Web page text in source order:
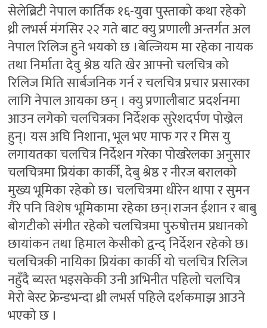
सेलेब्रिटी नेपाल कार्तिक १६-युवा पुस्ताको कथा रहेको
थ्री लभर्स मंगसिर २२ गते बाट क्यु प्रणाली अन्तर्गत अल
नेपाल रिलिज हुने भयको छ ।बेल्जियम मा रहेका नायक
तथा निर्माता देवु श्रेष्ठ यति खेर आफ्नो चलचित्र को
रिलिज मिति सार्बजनिक गर्न र चलचित्र प्रचार प्रसारका
लागि नेपाल आयका छन् । क्यु प्रणालीबाट प्रदर्शनमा
आउन लगेको चलचित्रका निर्देशक सुरेशदर्पण पोख्रेल
हुन्। यस अघि निशाना, भूल भए माफ गर र मिस यु
लगायतका चलचित्र निर्देशन गरेका पोखरेलका अनुसार
चलचित्रमा प्रियंका कार्की, देबु श्रेष्ठ र नीरज बरालको
मुख्य भूमिका रहेको छ। चलचित्रमा धीरेन थापा र सुमन
गैरे पनि विशेष भूमिकामा रहेका छन्।राजन ईशान र बाबु
बोगटीको संगीत रहेको चलचित्रमा पुरुषोत्तम प्रधानको
छायांकन तथा हिमाल केसीको द्वन्द् निर्देशन रहेको छ।
चलचित्रकी नायिका प्रियंका कार्की यो चलचित्र रिलिज
नहुँदै ब्यस्त भइसकेकी उनी अभिनीत पहिलो चलचित्र
मेरो बेस्ट फ्रेन्डभन्दा थ्री लभर्स पहिले दर्शकमाझ आउने
भएको छ ।